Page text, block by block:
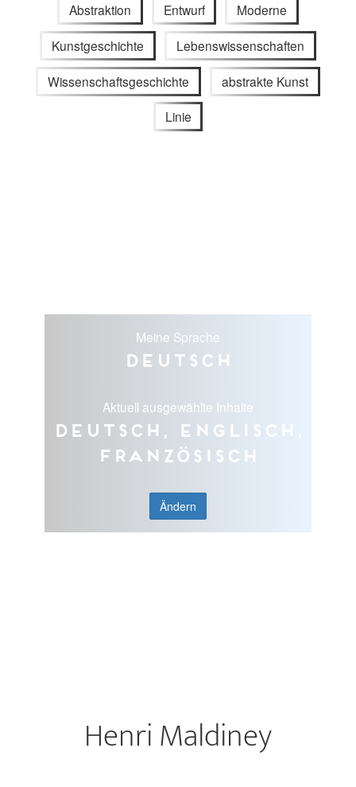
Abstraktion Entwurf Moderne
Kunstgeschichte Lebenswissenschaften
Wissenschaftsgeschichte abstrakte Kunst
Linie
Meine Sprache
Deutsch
Aktuell ausgewählte Inhalte
Deutsch, Englisch,
Französisch
Ändern
Henri Maldiney